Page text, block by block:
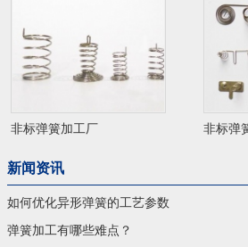
非标弹簧加工厂 非标弹
新闻资讯
如何优化异形弹簧的工艺参数
弹簧加工有哪些难点？